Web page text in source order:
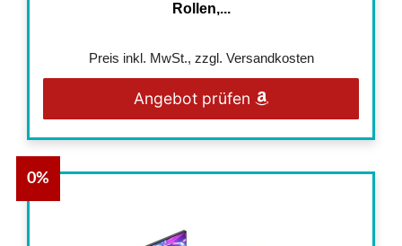
Rollen,...
Preis inkl. MwSt., zzgl. Versandkosten
Angebot prüfen
0%